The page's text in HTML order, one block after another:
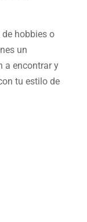
de hobbieso
un
a encontrar y
tu estilo de